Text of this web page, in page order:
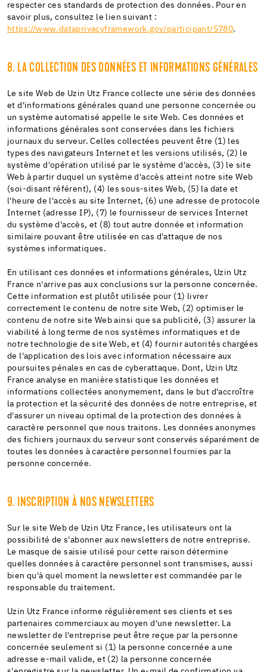
respecter ces standards de protection des données. Pour en
savoir plus, consultez le lien suivant :
https://www.dataprivacyframework.gov/participant/5780.
8. LA COLLECTION DES DONNÉES ET INFORMATIONS GÉNÉRALES
Le site Web de Uzin Utz France collecte une série des données
et d'informations générales quand une personne concernée ou
un système automatisé appelle le site Web. Ces données et
informations générales sont conservées dans les fichiers
journaux du serveur. Celles collectées peuvent être (1) les
types des navigateurs Internet et les versions utilisés, (2) le
système d'opération utilisé par le système d'accès, (3) le site
Web à partir duquel un système d'accès atteint notre site Web
(soi-disant référent), (4) les sous-sites Web, (5) la date et
l'heure de l'accès au site Internet, (6) une adresse de protocole
Internet (adresse IP), (7) le fournisseur de services Internet
du système d'accès, et (8) tout autre donnée et information
similaire pouvant être utilisée en cas d'attaque de nos
systèmes informatiques.
En utilisant ces données et informations générales, Uzin Utz
France n'arrive pas aux conclusions sur la personne concernée.
Cette information est plutôt utilisée pour (1) livrer
correctement le contenu de notre site Web, (2) optimiser le
contenu de notre site Web ainsi que sa publicité, (3) assurer la
viabilité à long terme de nos systèmes informatiques et de
notre technologie de site Web, et (4) fournir autorités chargées
de l'application des lois avec information nécessaire aux
poursuites pénales en cas de cyberattaque. Dont, Uzin Utz
France analyse en manière statistique les données et
informations collectées anonymement, dans le but d'accroître
la protection et la sécurité des données de notre entreprise, et
d'assurer un niveau optimal de la protection des données à
caractère personnel que nous traitons. Les données anonymes
des fichiers journaux du serveur sont conservés séparément de
toutes les données à caractère personnel fournies par la
personne concernée.
9. INSCRIPTION À NOS NEWSLETTERS
Sur le site Web de Uzin Utz France, les utilisateurs ont la
possibilité de s'abonner aux newsletters de notre entreprise.
Le masque de saisie utilisé pour cette raison détermine
quelles données à caractère personnel sont transmises, aussi
bien qu'à quel moment la newsletter est commandée par le
responsable du traitement.
Uzin Utz France informe régulièrement ses clients et ses
partenaires commerciaux au moyen d'une newsletter. La
newsletter de l'entreprise peut être reçue par la personne
concernée seulement si (1) la personne concernée a une
adresse e-mail valide, et (2) la personne concernée